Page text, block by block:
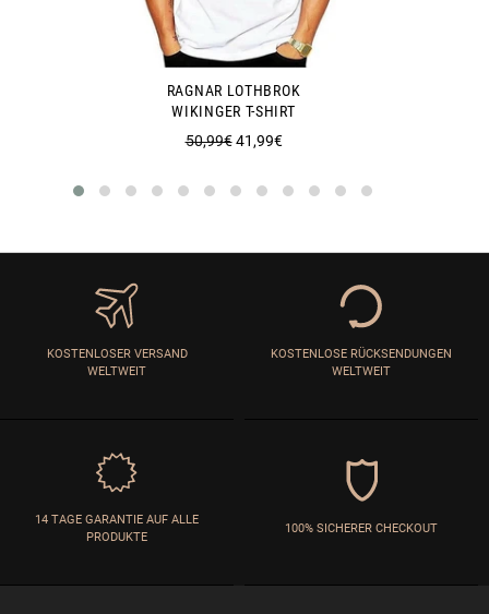
RAGNAR LOTHBROK
WIKINGER T-SHIRT
Normaler
50,99€Sonderpreis
41,99€
KOSTENLOSER VERSAND
WELTWEIT
KOSTENLOSE RÜCKSENDUNGEN
WELTWEIT
14 TAGE GARANTIE AUF ALLE
PRODUKTE
100% SICHERER CHECKOUT